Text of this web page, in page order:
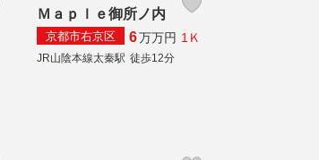
Ｍａｐｌｅ御所ノ内
京都市右京区 6万万円 1Ｋ
JR山陰本線太秦駅 徒歩12分